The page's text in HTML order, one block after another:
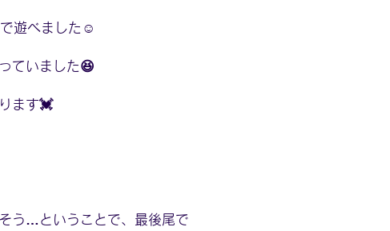
遊べました☺️
ていました😆
ます💓
う…ということで、最後尾で